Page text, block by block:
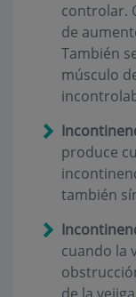
controlar.
de
También
músculo
produce
también
cuando la